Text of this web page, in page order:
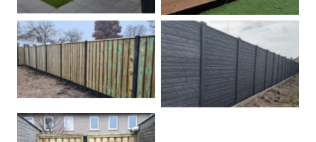
Hout beton schuttingen Rots motief antraciet